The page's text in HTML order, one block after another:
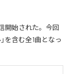
開始された。今回
を含む全1曲となっ